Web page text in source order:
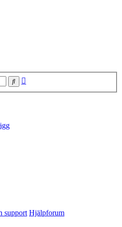
Sök
support Hjälpforum